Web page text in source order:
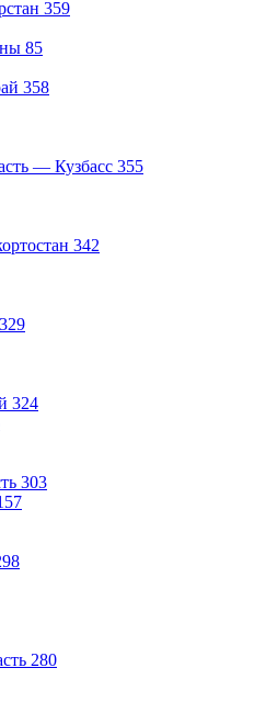
359
85
358
— Кузбасс 355
342
329
324
303
280